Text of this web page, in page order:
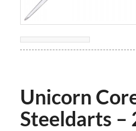
Unicorn
Steeldarts –